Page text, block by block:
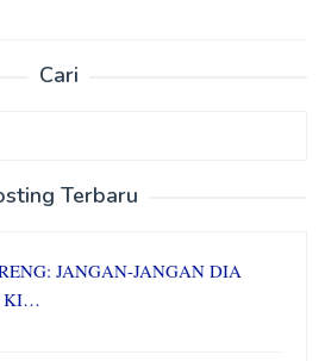
Cari
Terbaru
JANGAN-JANGAN DIA
KI…